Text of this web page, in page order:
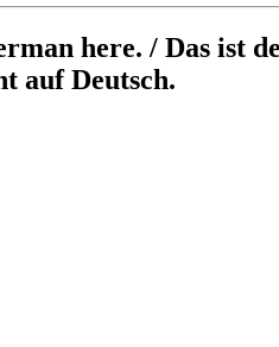
here. / Das ist
auf Deutsch.